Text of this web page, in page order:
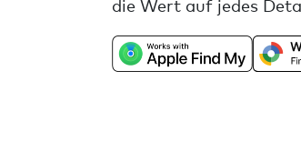
die Wert auf jedes
„Mein Gerät finden“ –
Farbpalette und einer